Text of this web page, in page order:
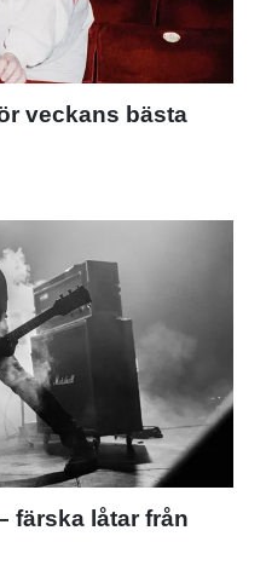
veckans bästa
färska låtar från